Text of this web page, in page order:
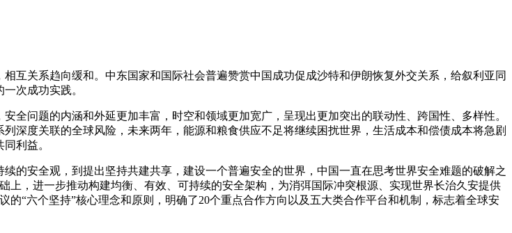
互关系趋向缓和。中东国家和国际社会普遍赞赏中国成功促成沙特和伊朗恢复外交关系，给叙利亚同
次成功实践。
全问题的内涵和外延更加丰富，时空和领域更加宽广，呈现出更加突出的联动性、跨国性、多样性。
深度关联的全球风险，未来两年，能源和粮食供应不足将继续困扰世界，生活成本和偿债成本将急剧
利益。
的安全观，到提出坚持共建共享，建设一个普遍安全的世界，中国一直在思考世界安全难题的破解之
，进一步推动构建均衡、有效、可持续的安全架构，为消弭国际冲突根源、实现世界长治久安提供
“六个坚持”核心理念和原则，明确了20个重点合作方向以及五大类合作平台和机制，标志着全球安